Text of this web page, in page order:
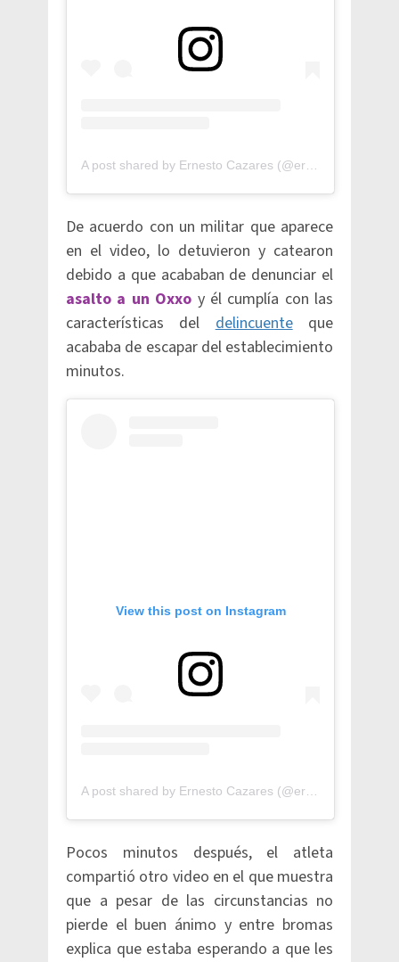
A post shared by Ernesto Cazares (@ernest.cazares)
De acuerdo con un militar que aparece
en el video, lo detuvieron y catearon
debido a que acababan de denunciar el
asalto a un Oxxo y él cumplía con las
características deldelincuenteque
acababa de escapar del establecimiento
minutos.
View this post on Instagram
Pocos minutos después, el atleta
compartió otro video en el que muestra
que a pesar de las circunstancias no
pierde el buen ánimo y entre bromas
explica que estaba esperando a que les